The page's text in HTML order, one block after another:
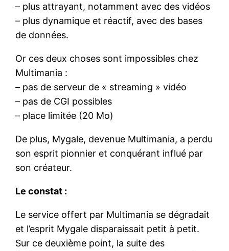
– plus attrayant, notamment avec des vidéos
– plus dynamique et réactif, avec des bases
de données.
Or ces deux choses sont impossibles chez
Multimania :
– pas de serveur de « streaming » vidéo
– pas de CGI possibles
– place limitée (20 Mo)
De plus, Mygale, devenue Multimania, a perdu
son esprit pionnier et conquérant influé par
son créateur.
Le constat :
Le service offert par Multimania se dégradait
et l’esprit Mygale disparaissait petit à petit.
Sur ce deuxième point, la suite des